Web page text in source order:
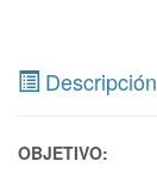
Descripción
OBJETIVO: